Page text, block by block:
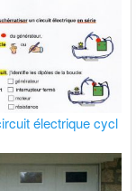
électrique cycl